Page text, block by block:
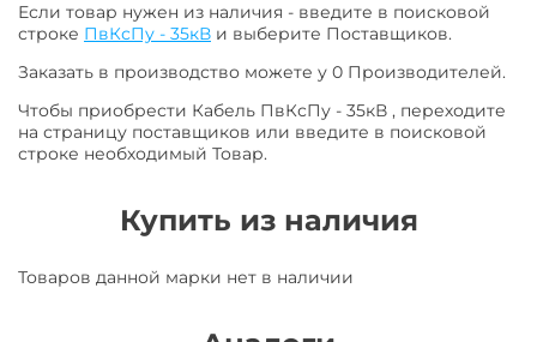
Если товар нужен из наличия - введите в поисковой
строке ПвКсПу - 35кВ и выберите Поставщиков.
Заказать в производство можете у 0 Производителей.
Чтобы приобрести Кабель ПвКсПу - 35кВ , переходите
на страницу поставщиков или введите в поисковой
строке необходимый Товар.
Купить из наличия
Товаров данной марки нет в наличии